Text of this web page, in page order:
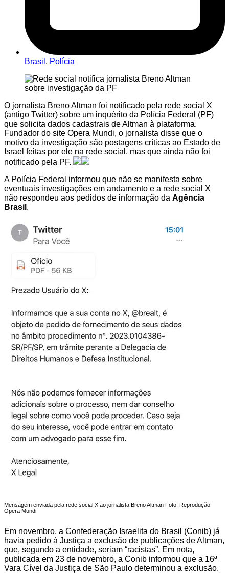
Brasil , Polícia
O jornalista Breno Altman foi notificado pela rede social X
(antigo Twitter) sobre um inquérito da Polícia Federal (PF)
que solicita dados cadastrais de Altman à plataforma.
Fundador do site Opera Mundi, o jornalista disse que o
motivo da investigação são postagens críticas ao Estado de
Israel feitas por ele na rede social, mas que ainda não foi
notificado pela PF.
A Polícia Federal informou que não se manifesta sobre
eventuais investigações em andamento e a rede social X
não respondeu aos pedidos de informação da Agência
Brasil .
Mensagem enviada pela rede social X ao jornalista Breno Altman Foto: Reprodução
Opera Mundi
Em novembro, a Confederação Israelita do Brasil (Conib) já
havia pedido à Justiça a exclusão de publicações de Altman,
que, segundo a entidade, seriam “racistas”. Em nota,
publicada em 23 de novembro, a Conib informou que a 16ª
Vara Cível da Justiça de São Paulo determinou a exclusão.